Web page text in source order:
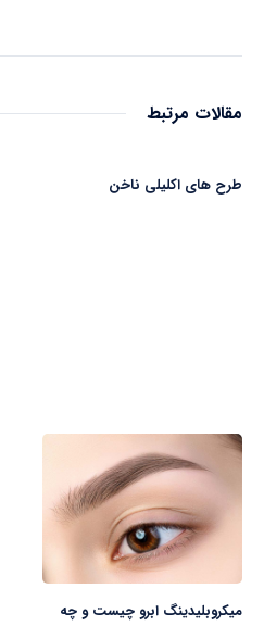
مقالات مرتبط
طرح های اکلیلی ناخن
میکروبلیدینگ ابرو چیست و چه